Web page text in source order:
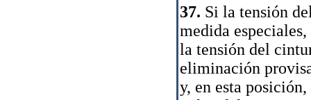
37. Si la tensión
medida
la tensión del
eliminación
y, en esta